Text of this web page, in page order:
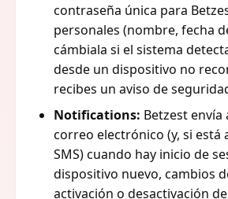
contraseña única para
personales (nombre, fecha
cámbiala si el sistema
desde un dispositivo no
recibes un aviso de
Notifications: Betzest envía
correo electrónico (y, si está
SMS) cuando hay inicio de
dispositivo nuevo, cambios
activación o desactivación de